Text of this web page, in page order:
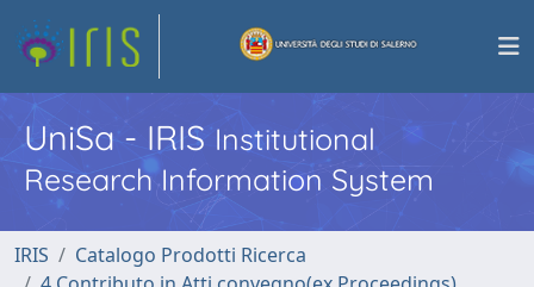
UniSa - IRISInstitutional
Research Information System
IRIS
Catalogo Prodotti Ricerca